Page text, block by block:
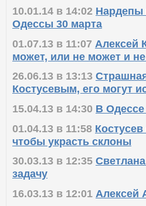
10.01.14 в 14:02 Нардепы
Одессы 30 марта
01.07.13 в 11:07 Алексей
может, или не может и
26.06.13 в 13:13
Костусевым, его могут
15.04.13 в 14:30 В Одессе
01.04.13 в 11:58 Костусев
чтобы украсть склоны
30.03.13 в 12:35
задачу
16.03.13 в 12:01 Алексей